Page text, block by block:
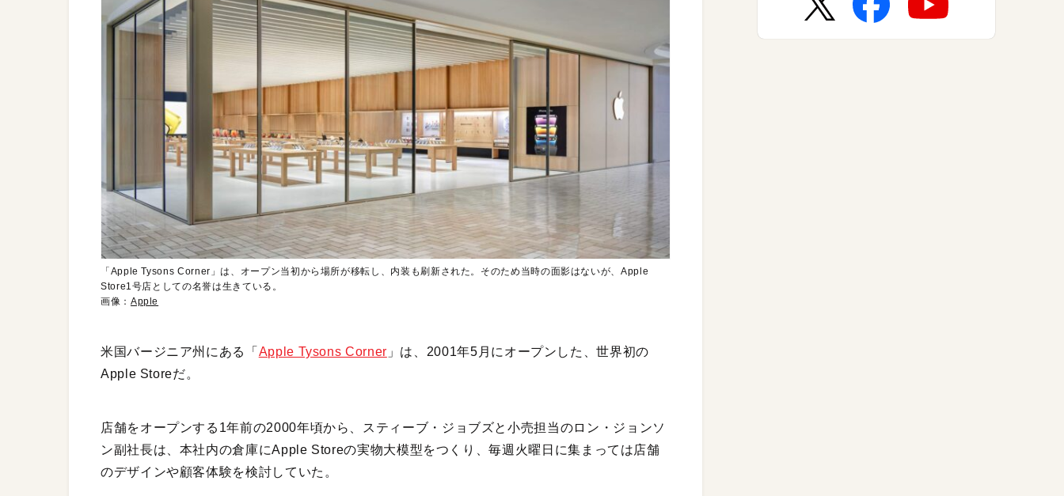
「Apple Tysons Corner」は、オープン当初から場所が移転し、内装も刷新された。そのため当時の面影はないが、Apple
Store1号店としての名誉は生きている。
画像： Apple
米国バージニア州にある「 Apple Tysons Corner 」は、2001年5月にオープンした、世界初の
Apple Storeだ。
店舗をオープンする1年前の2000年頃から、スティーブ・ジョブズと小売担当のロン・ジョンソ
ン副社長は、本社内の倉庫にApple Storeの実物大模型をつくり、毎週火曜日に集まっては店舗
のデザインや顧客体験を検討していた。